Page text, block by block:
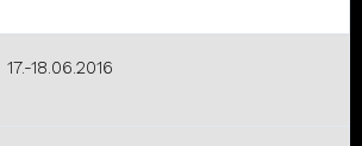
17.-18.06.2016